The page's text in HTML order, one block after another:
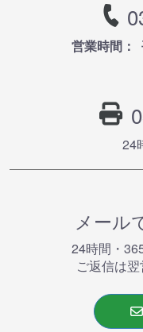
営業時間：
24
メール
24時間・
ご返信は翌